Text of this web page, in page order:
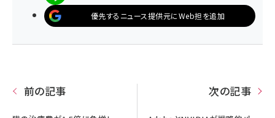
優先するニュース提供元にWeb担を追加
前の記事 次の記事